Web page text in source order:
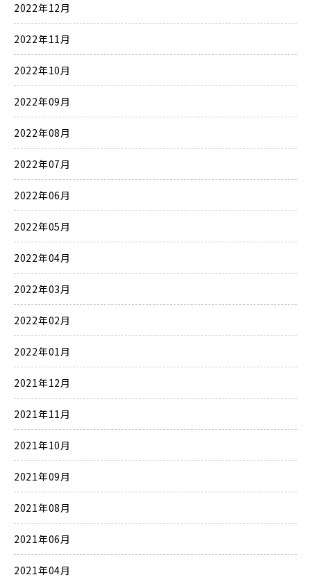
2022年12月
2022年11月
2022年10月
2022年09月
2022年08月
2022年07月
2022年06月
2022年05月
2022年04月
2022年03月
2022年02月
2022年01月
2021年12月
2021年11月
2021年10月
2021年09月
2021年08月
2021年06月
2021年04月